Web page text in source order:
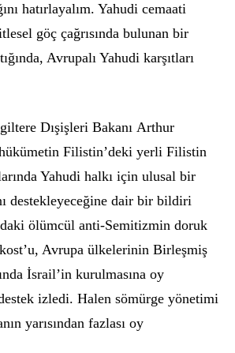
hatırlayalım. Yahudi cemaati
göç çağrısında bulunan bir
Avrupalı Yahudi karşıtları
Dışişleri Bakanı Arthur
ükümetin Filistin’deki yerli Filistin
Yahudi halkı için ulusal bir
destekleyeceğine dair bir bildiri
ölümcül anti-Semitizmin doruk
Avrupa ülkelerinin Birleşmiş
İsrail’in kurulmasına oy
izledi. Halen sömürge yönetimi
yarısından fazlası oy